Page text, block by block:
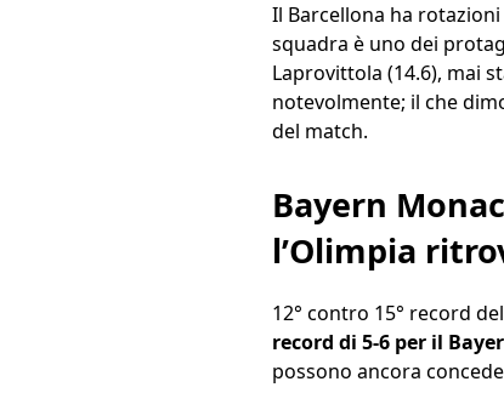
Il Barcellona ha
squadra è uno dei
Laprovittola (14.6), mai
notevolmente; il che
del match.
Bayern
l’Olimpia
12° contro 15° record
record di 5-6 per il
possono ancora